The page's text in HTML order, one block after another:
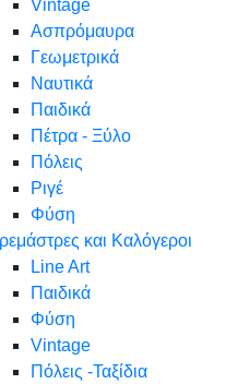
Vintage
Ασπρόμαυρα
Γεωμετρικά
Ναυτικά
Παιδικά
Πέτρα - Ξύλο
Πόλεις
Ριγέ
Φύση
και Καλόγεροι
Line Art
Παιδικά
Φύση
Vintage
Πόλεις -Ταξίδια